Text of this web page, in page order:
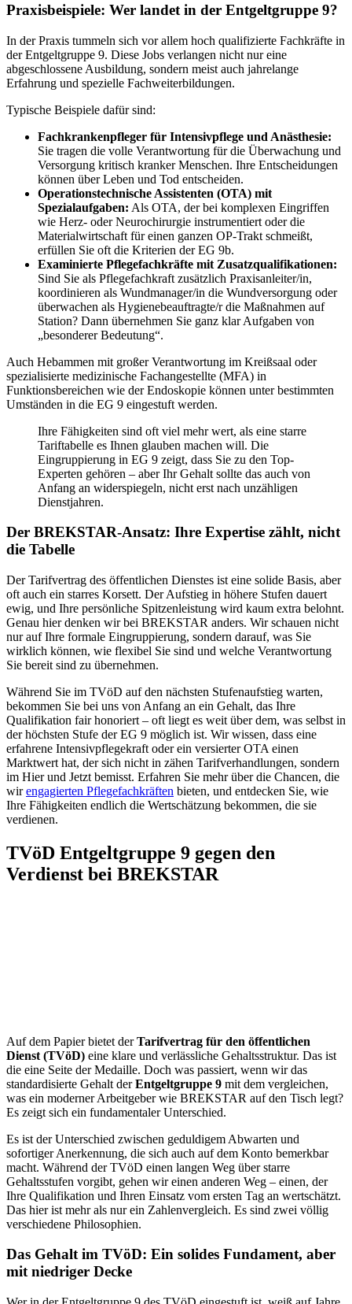
Praxisbeispiele: Wer landet in der Entgeltgruppe 9?
In der Praxis tummeln sich vor allem hoch qualifizierte Fachkräfte in
der Entgeltgruppe 9. Diese Jobs verlangen nicht nur eine
abgeschlossene Ausbildung, sondern meist auch jahrelange
Erfahrung und spezielle Fachweiterbildungen.
Typische Beispiele dafür sind:
Fachkrankenpfleger für Intensivpflege und Anästhesie:
Sie tragen die volle Verantwortung für die Überwachung und
Versorgung kritisch kranker Menschen. Ihre Entscheidungen
können über Leben und Tod entscheiden.
Operationstechnische Assistenten (OTA) mit
Spezialaufgaben: Als OTA, der bei komplexen Eingriffen
wie Herz- oder Neurochirurgie instrumentiert oder die
Materialwirtschaft für einen ganzen OP-Trakt schmeißt,
erfüllen Sie oft die Kriterien der EG 9b.
Examinierte Pflegefachkräfte mit Zusatzqualifikationen:
Sind Sie als Pflegefachkraft zusätzlich Praxisanleiter/in,
koordinieren als Wundmanager/in die Wundversorgung oder
überwachen als Hygienebeauftragte/r die Maßnahmen auf
Station? Dann übernehmen Sie ganz klar Aufgaben von
„besonderer Bedeutung“.
Auch Hebammen mit großer Verantwortung im Kreißsaal oder
spezialisierte medizinische Fachangestellte (MFA) in
Funktionsbereichen wie der Endoskopie können unter bestimmten
Umständen in die EG 9 eingestuft werden.
Ihre Fähigkeiten sind oft viel mehr wert, als eine starre
Tariftabelle es Ihnen glauben machen will. Die
Eingruppierung in EG 9 zeigt, dass Sie zu den Top-
Experten gehören – aber Ihr Gehalt sollte das auch von
Anfang an widerspiegeln, nicht erst nach unzähligen
Dienstjahren.
Der BREKSTAR-Ansatz: Ihre Expertise zählt, nicht
die Tabelle
Der Tarifvertrag des öffentlichen Dienstes ist eine solide Basis, aber
oft auch ein starres Korsett. Der Aufstieg in höhere Stufen dauert
ewig, und Ihre persönliche Spitzenleistung wird kaum extra belohnt.
Genau hier denken wir bei BREKSTAR anders. Wir schauen nicht
nur auf Ihre formale Eingruppierung, sondern darauf, was Sie
wirklich können, wie flexibel Sie sind und welche Verantwortung
Sie bereit sind zu übernehmen.
Während Sie im TVöD auf den nächsten Stufenaufstieg warten,
bekommen Sie bei uns von Anfang an ein Gehalt, das Ihre
Qualifikation fair honoriert – oft liegt es weit über dem, was selbst in
der höchsten Stufe der EG 9 möglich ist. Wir wissen, dass eine
erfahrene Intensivpflegekraft oder ein versierter OTA einen
Marktwert hat, der sich nicht in zähen Tarifverhandlungen, sondern
im Hier und Jetzt bemisst. Erfahren Sie mehr über die Chancen, die
wirengagierten Pflegefachkräften bieten, und entdecken Sie, wie
Ihre Fähigkeiten endlich die Wertschätzung bekommen, die sie
verdienen.
TVöD Entgeltgruppe 9 gegen den
Verdienst bei BREKSTAR
Auf dem Papier bietet derTarifvertrag für den öffentlichen
Dienst (TVöD) eine klare und verlässliche Gehaltsstruktur. Das ist
die eine Seite der Medaille. Doch was passiert, wenn wir das
standardisierte Gehalt derEntgeltgruppe 9 mit dem vergleichen,
was ein moderner Arbeitgeber wie BREKSTAR auf den Tisch legt?
Es zeigt sich ein fundamentaler Unterschied.
Es ist der Unterschied zwischen geduldigem Abwarten und
sofortiger Anerkennung, die sich auch auf dem Konto bemerkbar
macht. Während der TVöD einen langen Weg über starre
Gehaltsstufen vorgibt, gehen wir einen anderen Weg – einen, der
Ihre Qualifikation und Ihren Einsatz vom ersten Tag an wertschätzt.
Das hier ist mehr als nur ein Zahlenvergleich. Es sind zwei völlig
verschiedene Philosophien.
Das Gehalt im TVöD: Ein solides Fundament, aber
mit niedriger Decke